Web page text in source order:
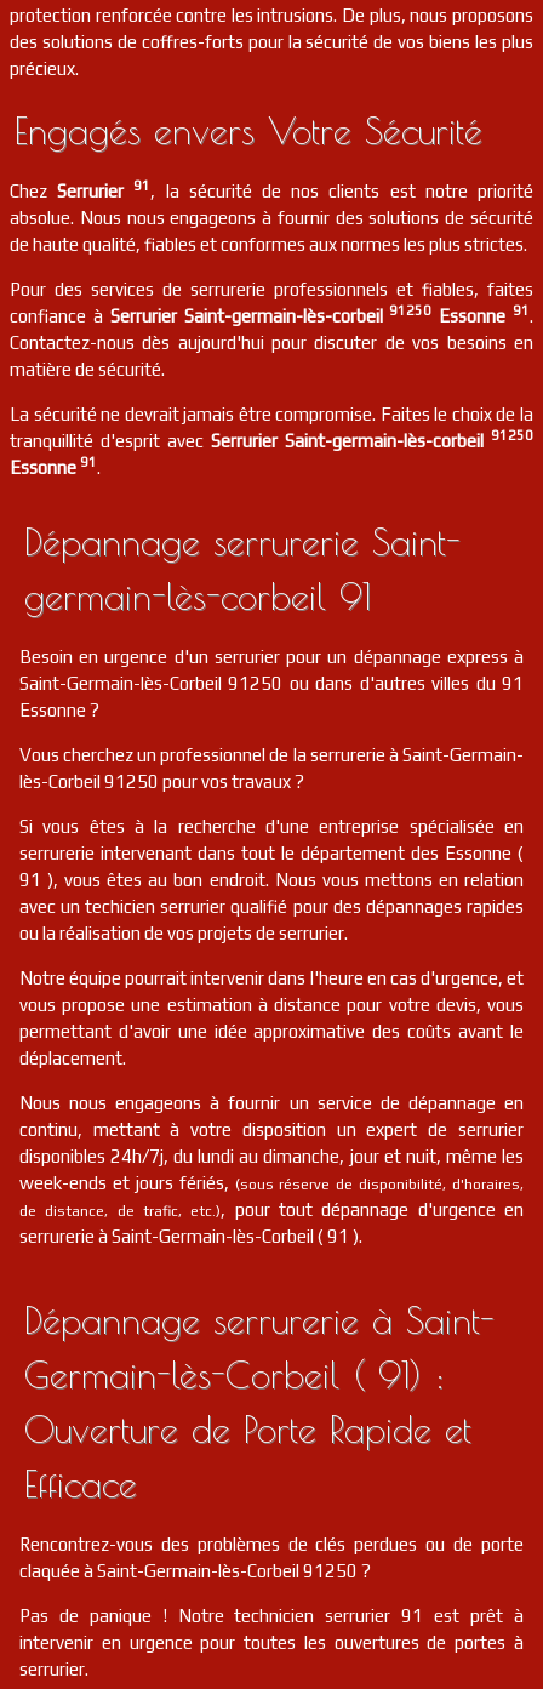
protection renforcée contre les intrusions. De plus, nous proposons
des solutions de coffres-forts pour la sécurité de vos biens les plus
précieux.
Engagés envers Votre Sécurité
ChezSerrurier91 , la sécurité de nos clients est notre priorité
absolue. Nous nous engageons à fournir des solutions de sécurité
de haute qualité, fiables et conformes aux normes les plus strictes.
Pour des services de serrurerie professionnels et fiables, faites
confiance à Serrurier Saint-germain-lès-corbeil91250 Essonne91.
Contactez-nous dès aujourd'hui pour discuter de vos besoins en
matière de sécurité.
La sécurité ne devrait jamais être compromise. Faites le choix de la
tranquillité d'esprit avec Serrurier Saint-germain-lès-corbeil 91250
Essonne 91.
Dépannage serrurerie Saint-
germain-lès-corbeil 91
Besoin en urgence d'un serrurier pour un dépannage express à
Saint-Germain-lès-Corbeil 91250 ou dans d'autres villes du 91
Essonne ?
Vous cherchez un professionnel de la serrurerie à Saint-Germain-
lès-Corbeil 91250 pour vos travaux ?
Si vous êtes à la recherche d'une entreprise spécialisée en
serrurerie intervenant dans tout le département des Essonne (
91 ), vous êtes au bon endroit. Nous vous mettons en relation
avec un techicien serrurier qualifié pour des dépannages rapides
ou la réalisation de vos projets de serrurier.
Notre équipe pourrait intervenir dans l'heure en cas d'urgence, et
vous propose une estimation à distance pour votre devis, vous
permettant d'avoir une idée approximative des coûts avant le
déplacement.
Nous nous engageons à fournir un service de dépannage en
continu, mettant à votre disposition un expert de serrurier
disponibles 24h/7j, du lundi au dimanche, jour et nuit, même les
week-ends et jours fériés, (sous réserve de disponibilité, d'horaires,
de distance, de trafic, etc.), pour tout dépannage d'urgence en
serrurerie à Saint-Germain-lès-Corbeil ( 91 ).
Dépannage serrurerie à Saint-
Germain-lès-Corbeil ( 91) :
Ouverture de Porte Rapide et
Efficace
Rencontrez-vous des problèmes de clés perdues ou de porte
claquée à Saint-Germain-lès-Corbeil 91250 ?
Pas de panique ! Notre technicien serrurier 91 est prêt à
intervenir en urgence pour toutes les ouvertures de portes à
serrurier.